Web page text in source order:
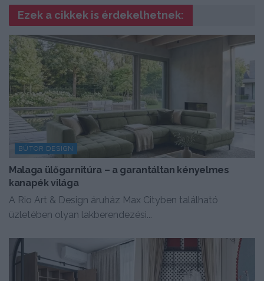
Ezek a cikkek is érdekelhetnek:
BÚTOR DESIGN
Malaga ülőgarnitúra – a garantáltan kényelmes
kanapék világa
A Rio Art & Design áruház Max Cityben található
üzletében olyan lakberendezési...